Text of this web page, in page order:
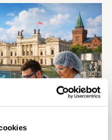
och
för innovationer som